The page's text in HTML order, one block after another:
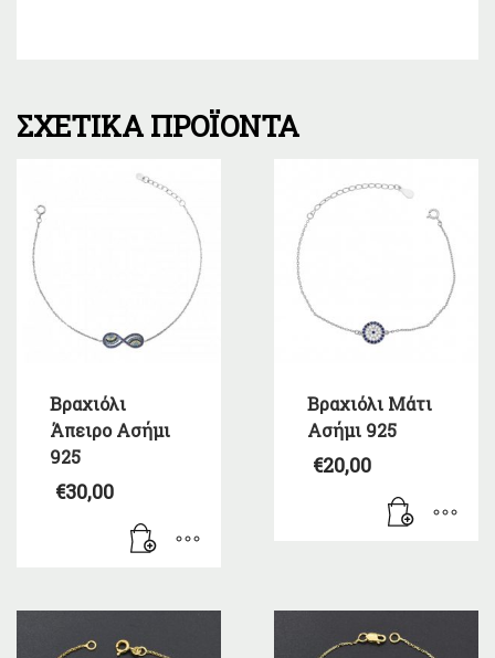
ΣΧΕΤΙΚΆ ΠΡΟΪΌΝΤΑ
Βραχιόλι
Άπειρο Ασήμι
925
€30,00
Βραχιόλι Μάτι
Ασήμι 925
€20,00